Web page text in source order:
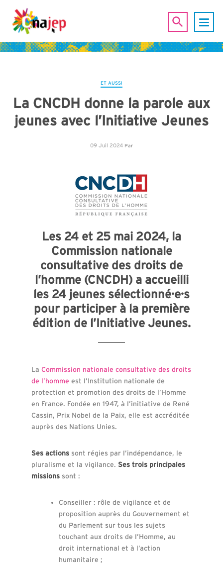
ET AUSSI
La CNCDH donne la parole aux
jeunes avec l’Initiative Jeunes
09 Juil 2024 Par
Les 24 et 25 mai 2024, la
Commission nationale
consultative des droits de
l’homme (CNCDH) a accueilli
les 24 jeunes sélectionné·e·s
pour participer à la première
édition de l’Initiative Jeunes.
La Commission nationale consultative des droits
de l’homme est l’Institution nationale de
protection et promotion des droits de l’Homme
en France. Fondée en 1947, à l’initiative de René
Cassin, Prix Nobel de la Paix, elle est accréditée
auprès des Nations Unies.
Ses actionssont régies par l’indépendance, le
pluralisme et la vigilance. Ses trois principales
missionssont :
Conseiller : rôle de vigilance et de
proposition auprès du Gouvernement et
du Parlement sur tous les sujets
touchant aux droits de l’Homme, au
droit international et à l’action
humanitaire ;